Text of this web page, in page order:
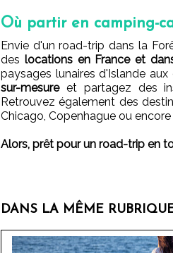
Où partir en camping-
Envie d'un road-trip dans la
des locations en France et
paysages lunaires d'Islande
sur-mesureet partagez des
Retrouvez également des
Chicago, Copenhague ou
Alors, prêt pour un road-trip en
DANS LA MÊME